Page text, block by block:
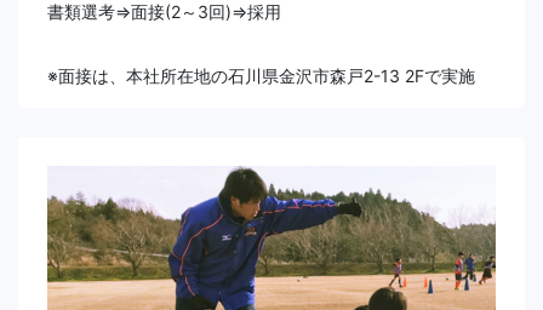
書類選考⇒面接(2～3回)⇒採用
※面接は、本社所在地の石川県金沢市森戸2-13 2Fで実施